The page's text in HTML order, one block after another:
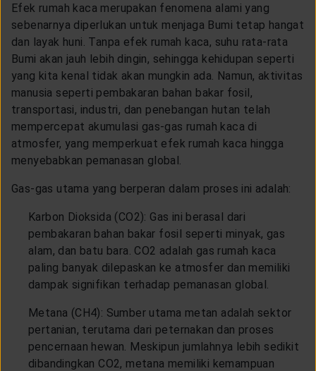
Efek rumah kaca merupakan fenomena alami yang
sebenarnya diperlukan untuk menjaga Bumi tetap hangat
dan layak huni. Tanpa efek rumah kaca, suhu rata-rata
Bumi akan jauh lebih dingin, sehingga kehidupan seperti
yang kita kenal tidak akan mungkin ada. Namun, aktivitas
manusia seperti pembakaran bahan bakar fosil,
transportasi, industri, dan penebangan hutan telah
mempercepat akumulasi gas-gas rumah kaca di
atmosfer, yang memperkuat efek rumah kaca hingga
menyebabkan pemanasan global.
Gas-gas utama yang berperan dalam proses ini adalah:
Karbon Dioksida (CO2): Gas ini berasal dari
pembakaran bahan bakar fosil seperti minyak, gas
alam, dan batu bara. CO2 adalah gas rumah kaca
paling banyak dilepaskan ke atmosfer dan memiliki
dampak signifikan terhadap pemanasan global.
Metana (CH4): Sumber utama metan adalah sektor
pertanian, terutama dari peternakan dan proses
pencernaan hewan. Meskipun jumlahnya lebih sedikit
dibandingkan CO2, metana memiliki kemampuan